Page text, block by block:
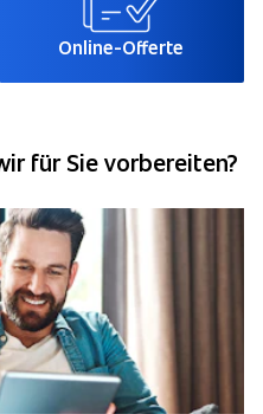
Online-Offerte
für Sie vorbereiten?